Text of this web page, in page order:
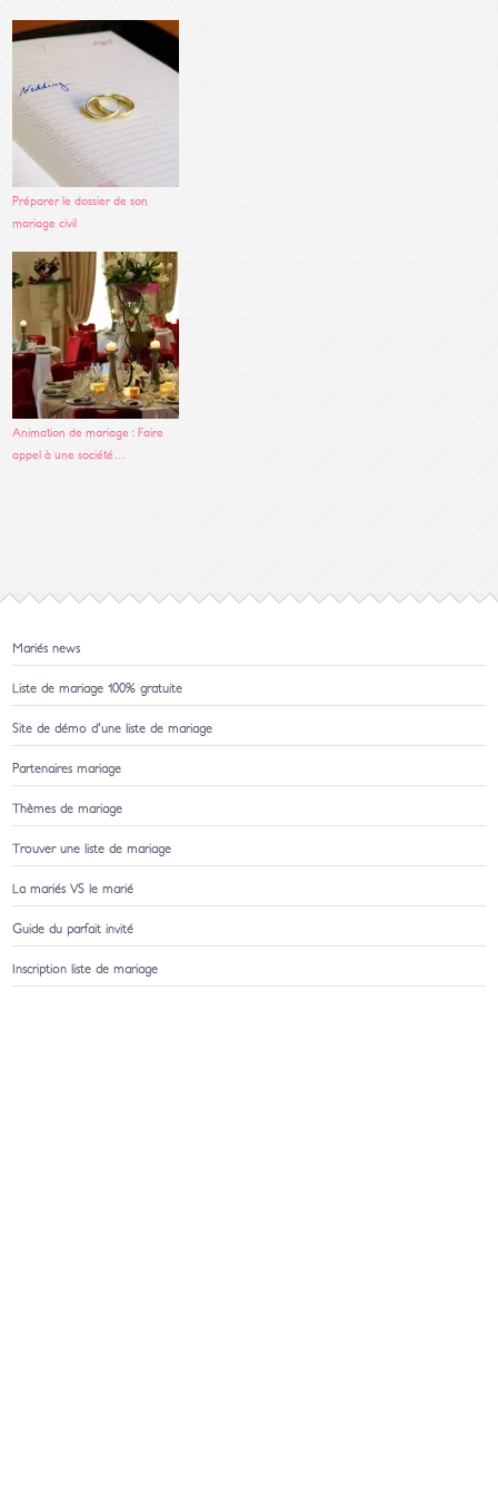
Préparer le dossier de son
mariage civil
Animation de mariage : Faire
appel à une société…
Mariés news
Liste de mariage 100% gratuite
Site de démo d'une liste de mariage
Partenaires mariage
Thèmes de mariage
Trouver une liste de mariage
La mariés VS le marié
Guide du parfait invité
Inscription liste de mariage